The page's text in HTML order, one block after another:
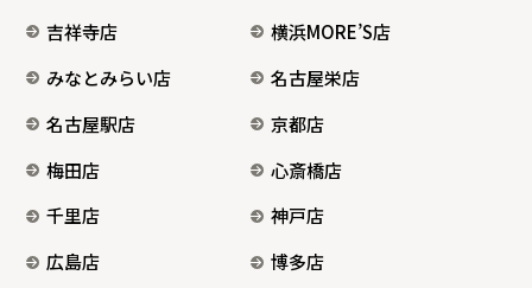
吉祥寺店
横浜MORE’S店
みなとみらい店
名古屋栄店
名古屋駅店
京都店
梅田店
心斎橋店
千里店
神戸店
広島店
博多店